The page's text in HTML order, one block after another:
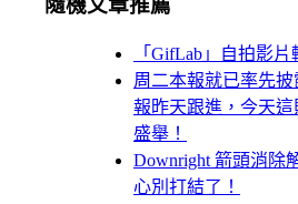
隨機文章推薦
「GifLab」自拍影片
周二本報就已率先
報昨天跟進，今天
盛舉！
Downright 箭頭消除
心別打結了！